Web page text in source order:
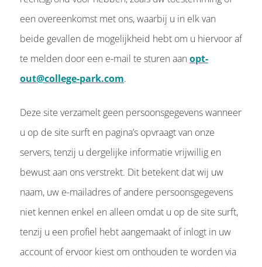
een overeenkomst met ons, waarbij u in elk van
beide gevallen de mogelijkheid hebt om u hiervoor af
te melden door een e-mail te sturen aan opt-
out@college-park.com.
Deze site verzamelt geen persoonsgegevens wanneer
u op de site surft en pagina’s opvraagt van onze
servers, tenzij u dergelijke informatie vrijwillig en
bewust aan ons verstrekt. Dit betekent dat wij uw
naam, uw e-mailadres of andere persoonsgegevens
niet kennen enkel en alleen omdat u op de site surft,
tenzij u een profiel hebt aangemaakt of inlogt in uw
account of ervoor kiest om onthouden te worden via